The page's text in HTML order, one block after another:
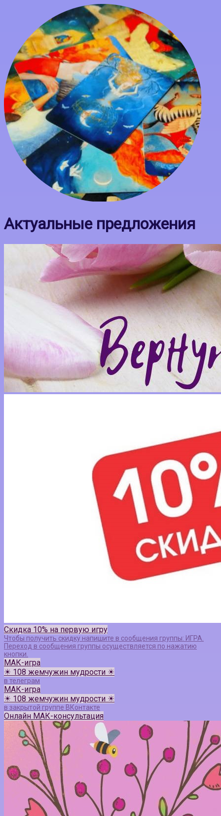
Актуальные предложения
Скидка 10% на первую игру
Чтобы получить скидку напишите в сообщения группы: ИГРА.
Переход в сообщения группы осуществляется по нажатию
кнопки.
МАК-игра
☀ 108 жемчужин мудрости ☀
в телеграм
МАК-игра
☀ 108 жемчужин мудрости ☀
в закрытой группе ВКонтакте
Онлайн МАК-консультация